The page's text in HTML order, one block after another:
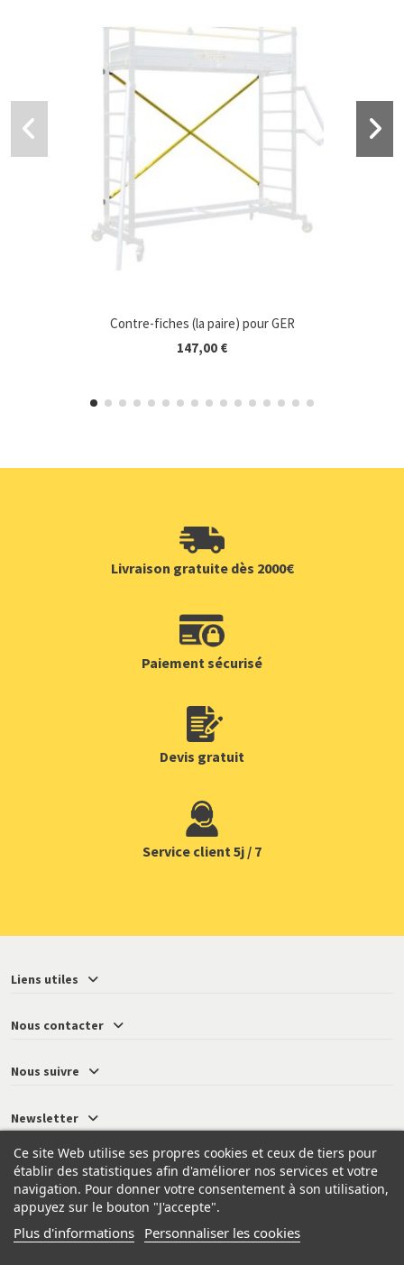
Contre-fiches (la paire) pour GER
147,00 €
Livraison gratuite dès 2000€
Paiement sécurisé
Devis gratuit
Service client 5j / 7
Liens utiles
Nous contacter
Ce site Web utilise ses propres cookies et ceux de tiers pour
établir des statistiques afin d'améliorer nos services et votre
navigation. Pour donner votre consentement à son utilisation,
appuyez sur le bouton "J'accepte".
Plus d'informations Personnaliser les cookies
Nous suivre
Newsletter
© 2026 - Neressy